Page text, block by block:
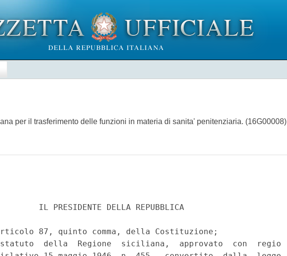
per il trasferimento delle funzioni in materia di sanita' penitenziaria. (16G00008)